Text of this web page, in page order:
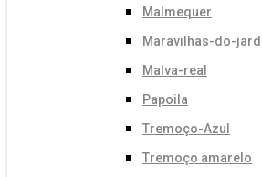
Malmequer
Maravilhas-do-
Malva-real
Papoila
Tremoço-Azul
Tremoço amarelo